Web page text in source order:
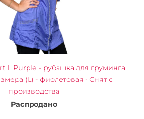
L Purple - рубашка для груминга
(L) - фиолетовая - Снят с
производства
Распродано